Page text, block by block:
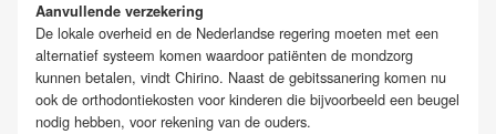
Aanvullende verzekering
De lokale overheid en de Nederlandse regering moeten met een
alternatief systeem komen waardoor patiënten de mondzorg
kunnen betalen, vindt Chirino. Naast de gebitssanering komen nu
ook de orthodontiekosten voor kinderen die bijvoorbeeld een beugel
nodig hebben, voor rekening van de ouders.